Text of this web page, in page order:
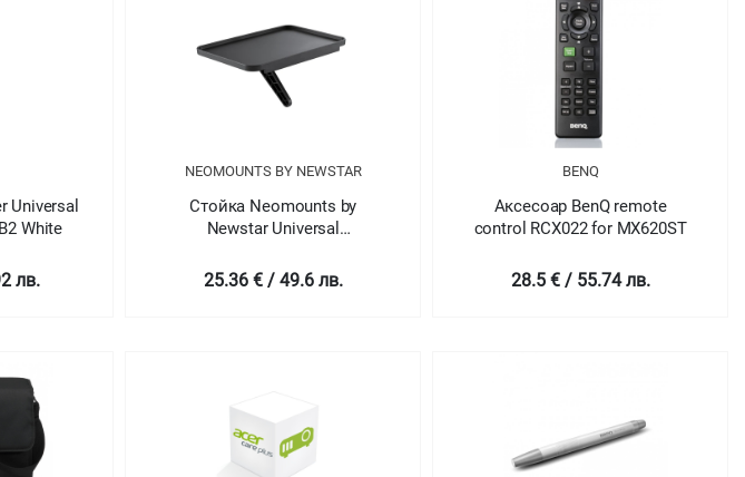
Universal
White
лв.
NEOMOUNTS BY NEWSTAR
Стойка Neomounts by
Newstar Universal
cm wide
25.36 € / 49.6 лв.
BENQ
Аксесоар BenQ remote
control RCX022 for MX620ST
28.5 € / 55.74 лв.